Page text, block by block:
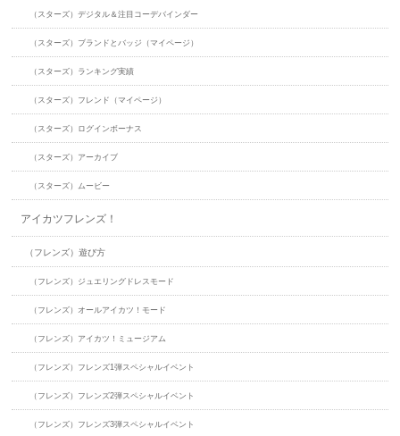
（スターズ）デジタル＆注目コーデバインダー
（スターズ）ブランドとバッジ（マイページ）
（スターズ）ランキング実績
（スターズ）フレンド（マイページ）
（スターズ）ログインボーナス
（スターズ）アーカイブ
（スターズ）ムービー
アイカツフレンズ！
（フレンズ）遊び方
（フレンズ）ジュエリングドレスモード
（フレンズ）オールアイカツ！モード
（フレンズ）アイカツ！ミュージアム
（フレンズ）フレンズ1弾スペシャルイベント
（フレンズ）フレンズ2弾スペシャルイベント
（フレンズ）フレンズ3弾スペシャルイベント